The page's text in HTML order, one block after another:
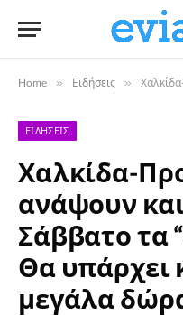
Home » Ειδήσεις » Χαλκίδα-
ΕΙΔΉΣΕΙΣ
Χαλκίδα-
ανάψουν
Σάββατο τα
Θα υπάρχει
μεγάλα